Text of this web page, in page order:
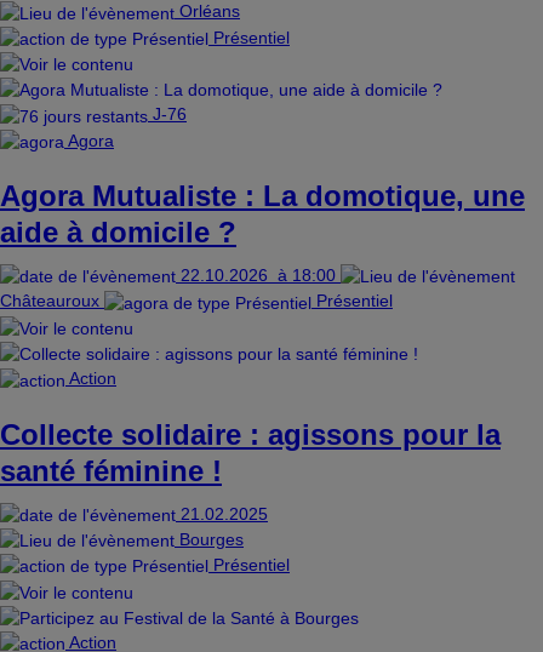
Orléans
Présentiel
J-76
Agora
Agora Mutualiste : La domotique, une
aide à domicile ?
22.10.2026 à 18:00
Châteauroux
Présentiel
Action
Collecte solidaire : agissons pour la
santé féminine !
21.02.2025
Bourges
Présentiel
Action